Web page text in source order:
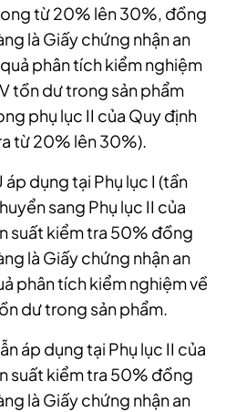
từ 20% lên 30%, đồng
là Giấy chứng nhận an
phân tích kiểm nghiệm
tồn dư trong sản phẩm
phụ lục II của Quy định
từ 20% lên 30%).
dụng tại Phụ lục I (tần
sang Phụ lục II của
suất kiểm tra 50% đồng
là Giấy chứng nhận an
phân tích kiểm nghiệm về
dư trong sản phẩm.
áp dụng tại Phụ lục II của
suất kiểm tra 50% đồng
là Giấy chứng nhận an